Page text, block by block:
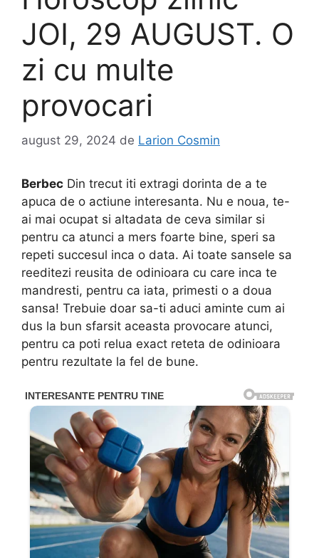
JOI, 29 AUGUST. O
zi cu multe
provocari
august 29, 2024 de Larion Cosmin
Berbec Din trecut iti extragi dorinta de a te
apuca de o actiune interesanta. Nu e noua, te-
ai mai ocupat si altadata de ceva similar si
pentru ca atunci a mers foarte bine, speri sa
repeti succesul inca o data. Ai toate sansele sa
reeditezi reusita de odinioara cu care inca te
mandresti, pentru ca iata, primesti o a doua
sansa! Trebuie doar sa-ti aduci aminte cum ai
dus la bun sfarsit aceasta provocare atunci,
pentru ca poti relua exact reteta de odinioara
pentru rezultate la fel de bune.